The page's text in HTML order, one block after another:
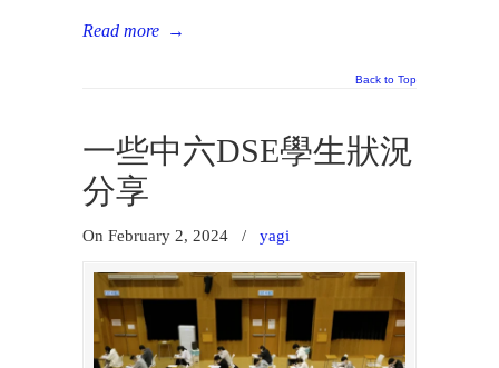
Read more →
Back to Top
一些中六DSE學生狀況
分享
On February 2, 2024 / yagi